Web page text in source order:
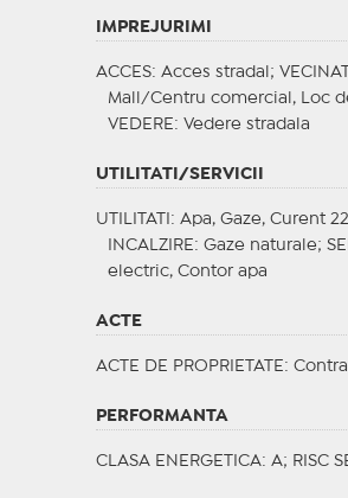
IMPREJURIMI
ACCES: Acces stradal;
Mall/Centru comercial, Loc
VEDERE : Vedere stradala
UTILITATI/SERVICII
UTILITATI : Apa, Gaze, Curent
INCALZIRE : Gaze naturale;
electric, Contor apa
ACTE
ACTE DE PROPRIETATE :
PERFORMANTA
CLASA ENERGETICA: A; RISC